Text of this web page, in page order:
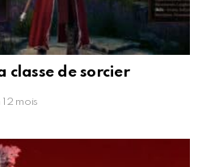
classe de sorcier
12 mois